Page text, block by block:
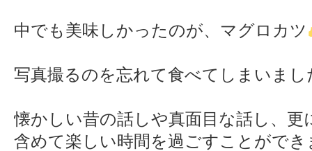
中でも美味しかったのが、マグロカツ
写真撮るのを忘れて食べてしまいまし
懐かしい昔の話しや真面目な話し、更
含めて楽しい時間を過ごすことができ